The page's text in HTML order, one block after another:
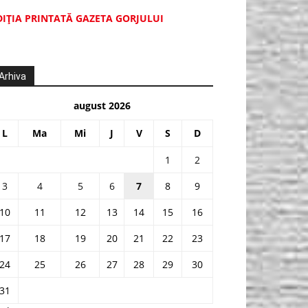
PRINTATĂ GAZETA GORJULUI
august 2026
L Ma Mi J V S D
1
2
3
4 5 6 7 8
9
11 12 13 14 15
16
18 19 20 21 22
23
25 26 27 28 29
30